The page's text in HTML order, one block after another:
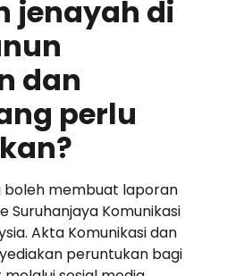
jenayah di
dan
perlu
boleh membuat laporan
Suruhanjaya Komunikasi
Akta Komunikasi dan
peruntukan bagi